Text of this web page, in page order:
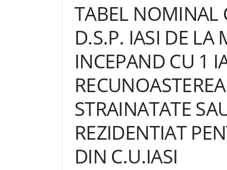
TABEL NOMINAL
D.S.P. IASI DE LA
INCEPAND CU 1
STRAINATATE
REZIDENTIAT
DIN C.U.IASI